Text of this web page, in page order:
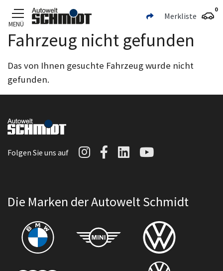
Zum Hauptinhalt
MENÜ
Merkliste
0
Fahrzeug nicht gefunden
Das von Ihnen gesuchte Fahrzeug wurde nicht
gefunden.
Folgen Sie uns auf Autowelt Schmidt auf
Autowelt Schmidt
AutoweltAutowelt
Die Marken der Autowelt Schmidt